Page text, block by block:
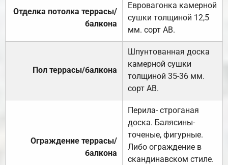
Отделка потолка террасы/
балкона
Евровагонка камерной
сушки толщиной 12,5
мм. сорт АВ.
Пол террасы/балкона
Шпунтованная доска
камерной сушки
толщиной 35-36 мм.
сорт АВ.
Ограждение террасы/
балкона
Перила- строганая
доска. Балясины-
точеные, фигурные.
Либо ограждение в
скандинавском стиле.